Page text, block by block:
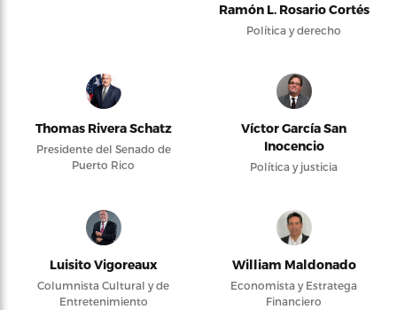
Ramón L. Rosario Cortés
Política y derecho
Thomas Rivera Schatz
Presidente del Senado de
Puerto Rico
Víctor García San
Inocencio
Política y justicia
Luisito Vigoreaux
Columnista Cultural y de
Entretenimiento
William Maldonado
Economista y Estratega
Financiero